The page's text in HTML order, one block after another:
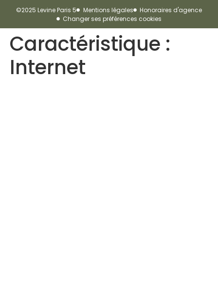
©2025 Levine Paris 5 Mentions légales
Honoraires d'agence
Changer ses préférences cookies
Caractéristique :
Internet